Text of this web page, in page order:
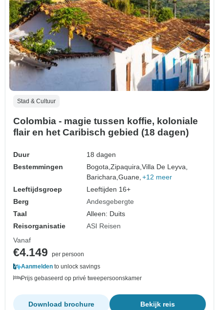
Stad & Cultuur
Colombia - magie tussen koffie, koloniale
flair en het Caribisch gebied (18 dagen)
Duur
18 dagen
Bestemmingen
Bogota,Zipaquira,Villa De Leyva,
Barichara,Guane, +12 meer
Leeftijdsgroep
Leeftijden 16+
Berg
Andesgebergte
Taal
Alleen: Duits
Reisorganisatie
ASI Reisen
Vanaf
€4.149
per persoon
Aanmelden to unlock savings
Prijs gebaseerd op privé tweepersoonskamer
Bekijk reis
Download brochure